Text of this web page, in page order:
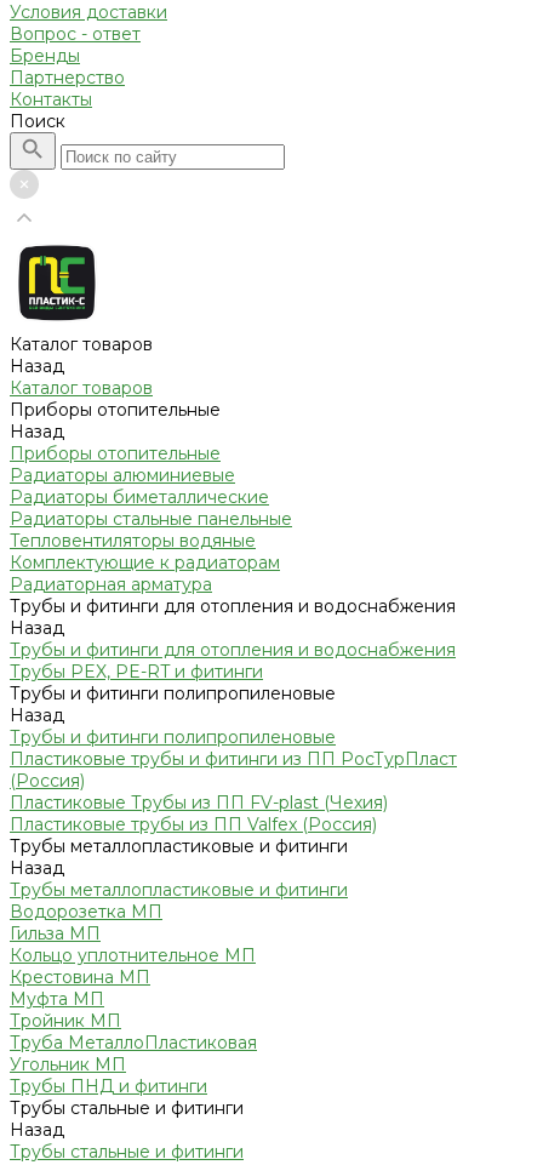
Условия доставки
Вопрос - ответ
Бренды
Партнерство
Контакты
Поиск
Каталог товаров
Назад
Каталог товаров
Приборы отопительные
Назад
Приборы отопительные
Радиаторы алюминиевые
Радиаторы биметаллические
Радиаторы стальные панельные
Тепловентиляторы водяные
Комплектующие к радиаторам
Радиаторная арматура
Трубы и фитинги для отопления и водоснабжения
Назад
Трубы и фитинги для отопления и водоснабжения
Трубы PEX, PE-RT и фитинги
Трубы и фитинги полипропиленовые
Назад
Трубы и фитинги полипропиленовые
Пластиковые трубы и фитинги из ПП РосТурПласт
(Россия)
Пластиковые Трубы из ПП FV-plast (Чехия)
Пластиковые трубы из ПП Valfex (Россия)
Трубы металлопластиковые и фитинги
Назад
Трубы металлопластиковые и фитинги
Водорозетка МП
Гильза МП
Кольцо уплотнительное МП
Крестовина МП
Муфта МП
Тройник МП
Труба МеталлоПластиковая
Угольник МП
Трубы ПНД и фитинги
Трубы стальные и фитинги
Назад
Трубы стальные и фитинги